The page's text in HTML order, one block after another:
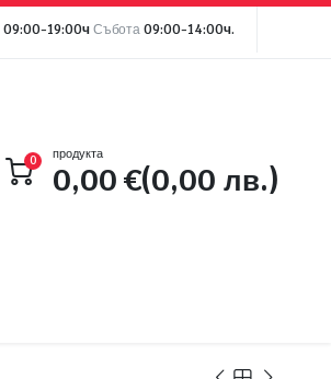
09:00-19:00ч Събота 09:00-14:00ч.
0 продукта
0,00€(0,00 лв.)